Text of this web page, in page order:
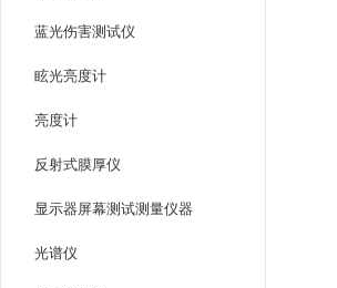
蓝光伤害测试仪
眩光亮度计
亮度计
反射式膜厚仪
显示器屏幕测试测量仪器
光谱仪